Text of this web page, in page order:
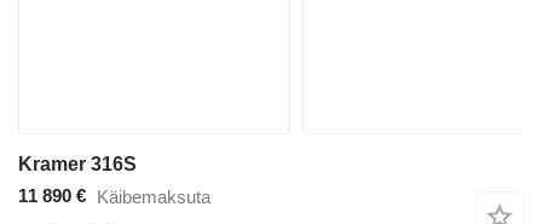
Kramer 316S
11 890 € Käibemaksuta